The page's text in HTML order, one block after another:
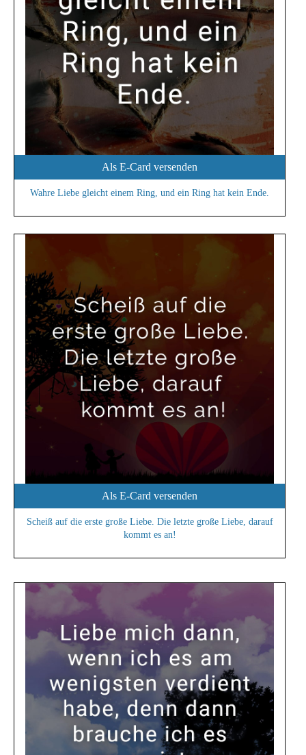
Als E-Card versenden
Wahre Liebe gleicht einem Ring, und ein Ring hat kein Ende.
Als E-Card versenden
Scheiß auf die erste große Liebe. Die letzte große Liebe, darauf
kommt es an!